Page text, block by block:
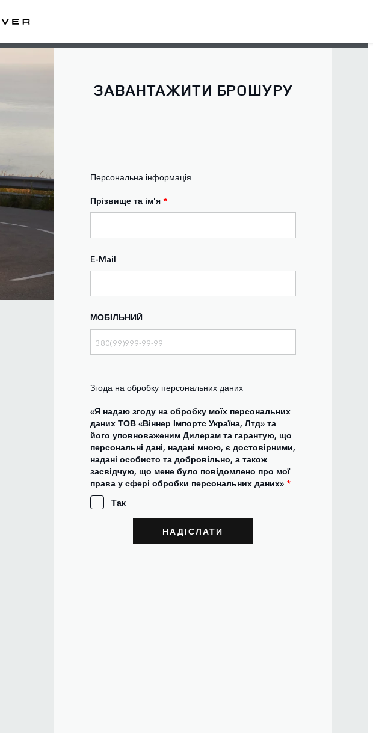
ЗАВАНТАЖИТИ БРОШУРУ
Персональна інформація
Прізвище та ім'я *
E-Mail
МОБІЛЬНИЙ
Згода на обробку персональних даних
«Я надаю згоду на обробку моїх персональних
даних ТОВ «Віннер Імпортс Україна, Лтд» та
його уповноваженим Дилерам та гарантую, що
персональні дані, надані мною, є достовірними,
надані особисто та добровільно, а також
засвідчую, що мене було повідомлено про мої
права у сфері обробки персональних даних» *
Так